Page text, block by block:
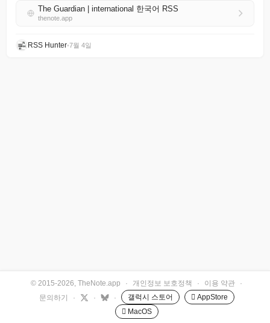
The Guardian | international 한국어 RSS
thenote.app
RSS Hunter•7월 4일
© 2015-2026, TheNote.app · 개인정보 보호정책 · 이용 약관
·
문의하기
· · · 갤럭시 스토어
 AppStore
 MacOS